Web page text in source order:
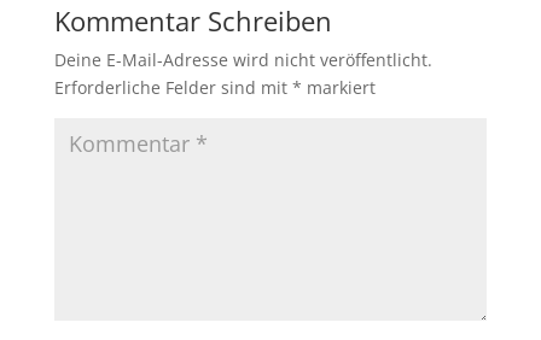
Kommentar Schreiben
Deine E-Mail-Adresse wird nicht veröffentlicht.
Erforderliche Felder sind mit * markiert